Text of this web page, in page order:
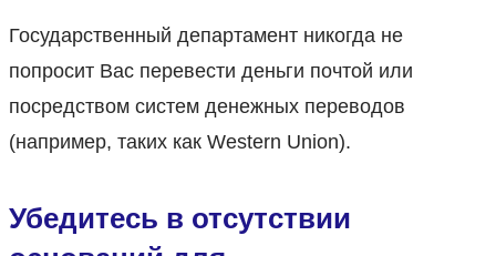
Государственный департамент никогда не
попросит Вас перевести деньги почтой или
посредством систем денежных переводов
(например, таких как Western Union).
Убедитесь в отсутствии